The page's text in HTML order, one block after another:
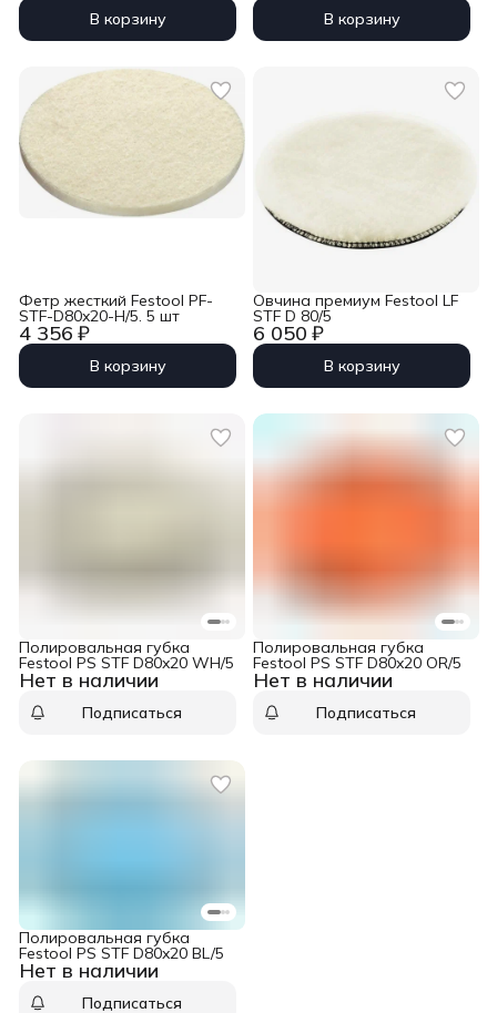
В корзину
В корзину
4 356 ₽
Фетр жесткий Festool PF-
STF-D80x20-H/5. 5 шт
В корзину
6 050 ₽
Овчина премиум Festool LF
STF D 80/5
В корзину
Нет в наличии
Полировальная губка
Festool PS STF D80x20 WH/5
Подписаться
Нет в наличии
Полировальная губка
Festool PS STF D80x20 OR/5
Подписаться
Нет в наличии
Полировальная губка
Festool PS STF D80x20 BL/5
Подписаться